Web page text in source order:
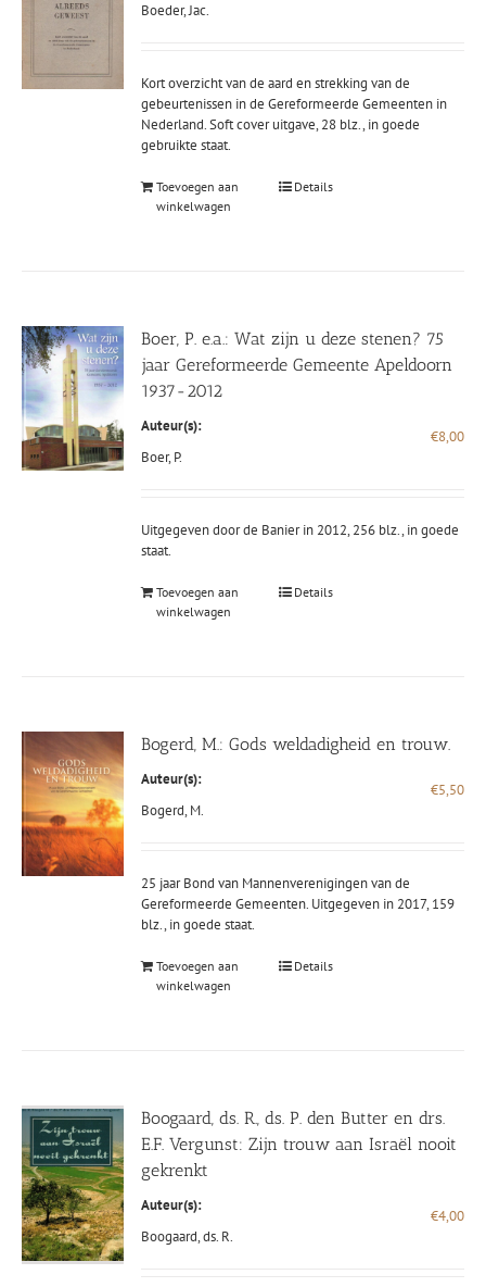
Boeder, Jac.
Kort overzicht van de aard en strekking van de
gebeurtenissen in de Gereformeerde Gemeenten in
Nederland. Soft cover uitgave, 28 blz., in goede
gebruikte staat.
Toevoegen aan
winkelwagen
Details
Boer, P. e.a.: Wat zijn u deze stenen? 75
jaar Gereformeerde Gemeente Apeldoorn
1937-2012
Auteur(s):
Boer, P.
€8,00
Uitgegeven door de Banier in 2012, 256 blz., in goede
staat.
Toevoegen aan
winkelwagen
Details
Bogerd, M.: Gods weldadigheid en trouw.
Auteur(s):
Bogerd, M.
€5,50
25 jaar Bond van Mannenverenigingen van de
Gereformeerde Gemeenten. Uitgegeven in 2017, 159
blz., in goede staat.
Toevoegen aan
winkelwagen
Details
Boogaard, ds. R., ds. P. den Butter en drs.
E.F. Vergunst: Zijn trouw aan Israël nooit
gekrenkt
Auteur(s):
Boogaard, ds. R.
€4,00